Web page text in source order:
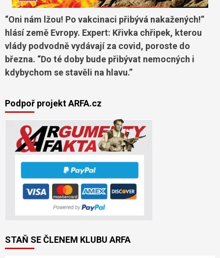
“Oni nám lžou! Po vakcinaci přibývá nakažených!”
hlásí země Evropy. Expert: Křivka chřipek, kterou
vlády podvodně vydávají za covid, poroste do
března. “Do té doby bude přibývat nemocných i
kdybychom se stavěli na hlavu.”
Podpoř projekt ARFA.cz
STAŇ SE ČLENEM KLUBU ARFA